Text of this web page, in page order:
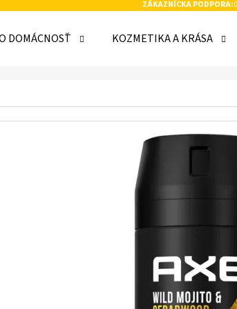
ZÁKAZNÍCKA PODPORA:
DOMÁCNOSŤ KOZMETIKA A KRÁSA
NÁJSŤ?
HĽADAŤ